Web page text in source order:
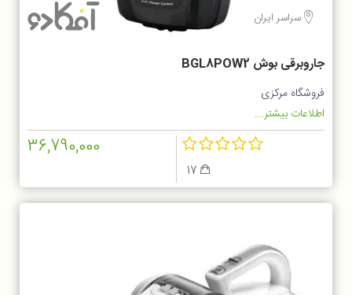
سراسر ایران
جاروبرقی بوش BGL8POW2
فروشگاه مرکزی
اطلاعات بیشتر...
17
36,790,000